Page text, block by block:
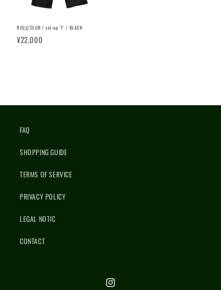
R指定CLUB / set-up 下 / BLACK
¥22,000
FAQ
SHOPPING GUIDE
TERMS OF SERVICE
PRIVACY POLICY
LEGAL NOTIC
CONTACT